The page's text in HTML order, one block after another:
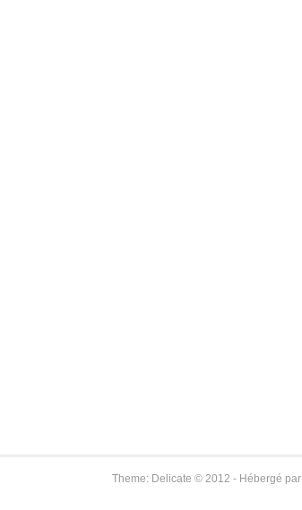
Theme: Delicate © 2012 - Hébergé par